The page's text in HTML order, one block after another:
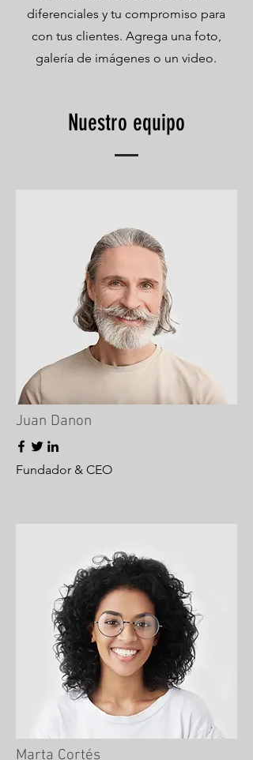
diferenciales y tu compromiso para
con tus clientes. Agrega una foto,
galería de imágenes o un video.
Nuestro equipo
Juan Danon
Fundador & CEO
Marta Cortés